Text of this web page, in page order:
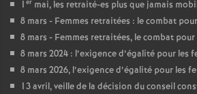
1
mai, les retraité-es plus que jamais
8 mars - Femmes retraitées : le combat
8 mars - Femmes retraitées, le combat pour
8 mars 2024 : l’exigence d’égalité pour les
8 mars 2026, l’exigence d’égalité pour les
13 avril, veille de la décision du conseil